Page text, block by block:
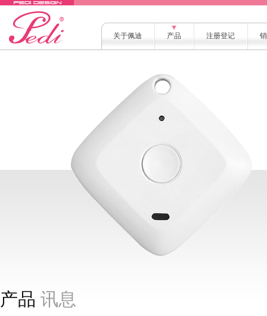
关于佩迪 产品 注册登记
产品 讯息